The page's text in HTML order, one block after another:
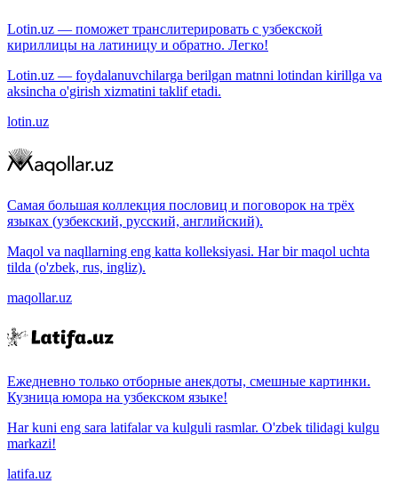
Lotin.uz — поможет транслитерировать с узбекской
кириллицы на латиницу и обратно. Легко!
Lotin.uz — foydalanuvchilarga berilgan matnni lotindan kirillga va
aksincha o'girish xizmatini taklif etadi.
lotin.uz
Самая большая коллекция пословиц и поговорок на трёх
языках (узбекский, русский, английский).
Maqol va naqllarning eng katta kolleksiyasi. Har bir maqol uchta
tilda (o'zbek, rus, ingliz).
maqollar.uz
Ежедневно только отборные анекдоты, смешные картинки.
Кузница юмора на узбекском языке!
Har kuni eng sara latifalar va kulguli rasmlar. O'zbek tilidagi kulgu
markazi!
latifa.uz